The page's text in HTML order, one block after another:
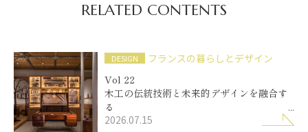
RELATED CONTENTS
DESIGN
フランスの暮らしとデザイン
Vol 22
木工の伝統技術と未来的デザインを融合す
る
「エルヴェ・マニュファクチュリエ」
2026.07.15